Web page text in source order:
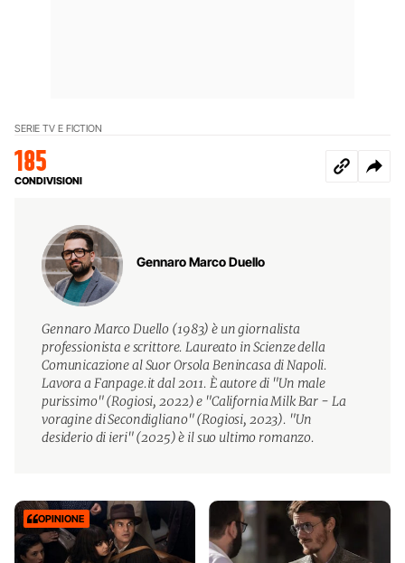
SERIE TV E FICTION
185
CONDIVISIONI
Gennaro Marco Duello
Gennaro Marco Duello (1983) è un giornalista
professionista e scrittore. Laureato in Scienze della
Comunicazione al Suor Orsola Benincasa di Napoli.
Lavora a Fanpage.it dal 2011. È autore di "Un male
purissimo" (Rogiosi, 2022) e "California Milk Bar - La
voragine di Secondigliano" (Rogiosi, 2023). "Un
desiderio di ieri" (2025) è il suo ultimo romanzo.
OPINIONE